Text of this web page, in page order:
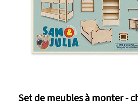
Set de meubles à monter -